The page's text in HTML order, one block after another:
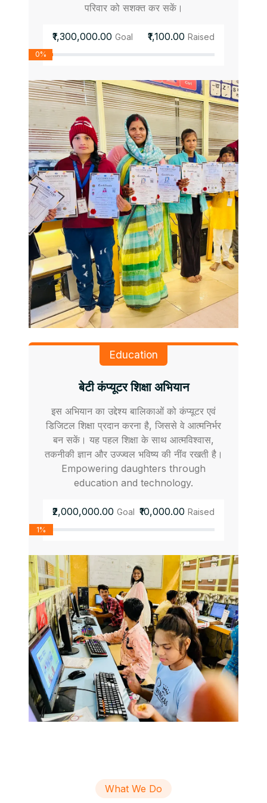
परिवार को सशक्त कर सकें।
₹1,300,000.00 Goal ₹1,100.00 Raised
0%
Education
बेटी कंप्यूटर शिक्षा अभियान
इस अभियान का उद्देश्य बालिकाओं को कंप्यूटर एवं
डिजिटल शिक्षा प्रदान करना है, जिससे वे आत्मनिर्भर
बन सकें। यह पहल शिक्षा के साथ आत्मविश्वास,
तकनीकी ज्ञान और उज्ज्वल भविष्य की नींव रखती है।
Empowering daughters through
education and technology.
₹2,000,000.00 Goal ₹10,000.00 Raised
1%
What We Do